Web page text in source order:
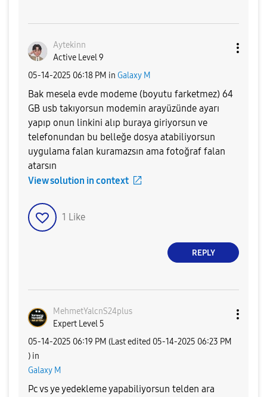
Aytekinn
Active Level 9
‎05-14-2025 06:18 PM in Galaxy M
Bak mesela evde modeme (boyutu farketmez) 64
GB usb takıyorsun modemin arayüzünde ayarı
yapıp onun linkini alıp buraya giriyorsun ve
telefonundan bu belleğe dosya atabiliyorsun
uygulama falan kuramazsın ama fotoğraf falan
atarsın
View solution in context
1 Like
REPLY
MehmetYalcnS24plus
Expert Level 5
‎05-14-2025 06:19 PM (Last edited ‎05-14-2025 06:23 PM
) in
Galaxy M
Pc vs ye yedekleme yapabiliyorsun telden ara